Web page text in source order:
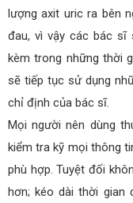
lượng axit uric ra bên
đau, vì vậy các bác sĩ
kèm trong những thời
sẽ tiếp tục sử dụng
chỉ định của bác sĩ.
Mọi người nên dùng
kiểm tra kỹ mọi thông
phù hợp. Tuyệt đối
hơn; kéo dài thời gian